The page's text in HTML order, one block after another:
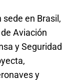
en Brasil,
Aviación
y Seguridad
y